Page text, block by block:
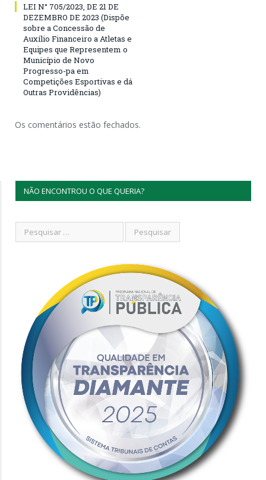
LEI N° 705/2023, DE 21 DE
DEZEMBRO DE 2023 (Dispõe
sobre a Concessão de
Auxílio Financeiro a Atletas e
Equipes que Representem o
Município de Novo
Progresso-pa em
Competições Esportivas e dá
Outras Providências)
Os comentários estão fechados.
NÃO ENCONTROU O QUE QUERIA?